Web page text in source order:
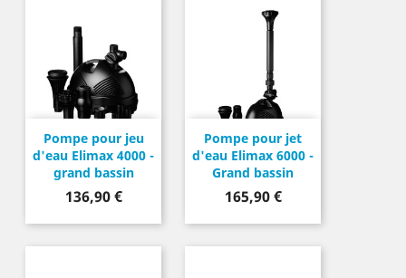
Pompe pour jeu
d'eau Elimax 4000 -
grand bassin
Prix
136,90 €
Pompe pour jet
d'eau Elimax 6000 -
Grand bassin
Prix
165,90 €